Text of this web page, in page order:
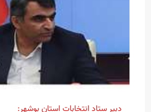
دبیر ستاد انتخابات استان بوشهر: